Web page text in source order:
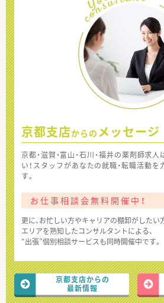
京都支店からの メッセージ
京都・滋賀・富山・石川・福井の薬剤師求
い！スタッフがあなたの就職・転職活動
す。
お仕事相談会無料開催中！
更に、お忙しい方やキャリアの棚卸がしたい
エリアを熟知したコンサルタントによる、
“出張”個別相談サービスも同時開催中です。
京都支店からの
最新情報